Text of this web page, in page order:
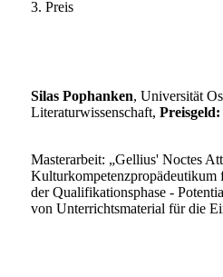
3. Preis
Silas Pophanken, Universität
Literaturwissenschaft, Preisgeld:
Masterarbeit: „Gellius' Noctes
Kulturkompetenzpropädeutikum
der Qualifikationsphase -
von Unterrichtsmaterial für die